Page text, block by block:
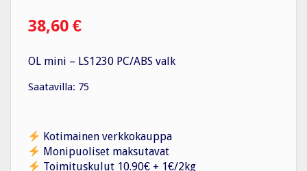
38,60 €
OL mini – LS1230 PC/ABS valk
Saatavilla: 75
Kotimainen verkkokauppa
Monipuoliset maksutavat
Toimituskulut 10.90€ + 1€/2kg